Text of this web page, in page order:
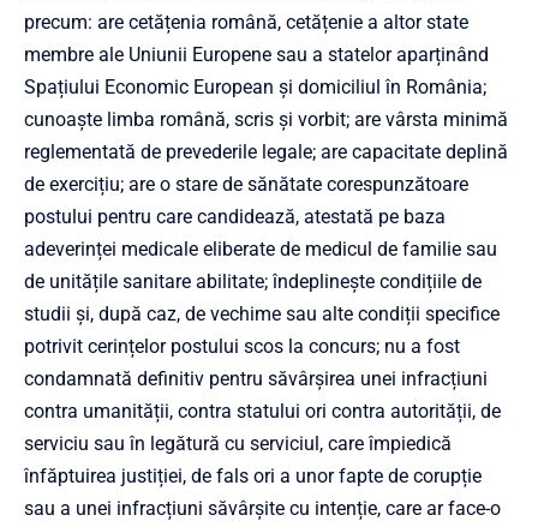
precum: are cetățenia română, cetățenie a altor state
membre ale Uniunii Europene sau a statelor aparținând
Spațiului Economic European și domiciliul în România;
cunoaște limba română, scris și vorbit; are vârsta minimă
reglementată de prevederile legale; are capacitate deplină
de exercițiu; are o stare de sănătate corespunzătoare
postului pentru care candidează, atestată pe baza
adeverinței medicale eliberate de medicul de familie sau
de unitățile sanitare abilitate; îndeplinește condițiile de
studii și, după caz, de vechime sau alte condiții specifice
potrivit cerințelor postului scos la concurs; nu a fost
condamnată definitiv pentru săvârșirea unei infracțiuni
contra umanității, contra statului ori contra autorității, de
serviciu sau în legătură cu serviciul, care împiedică
înfăptuirea justiției, de fals ori a unor fapte de corupție
sau a unei infracțiuni săvârșite cu intenție, care ar face-o